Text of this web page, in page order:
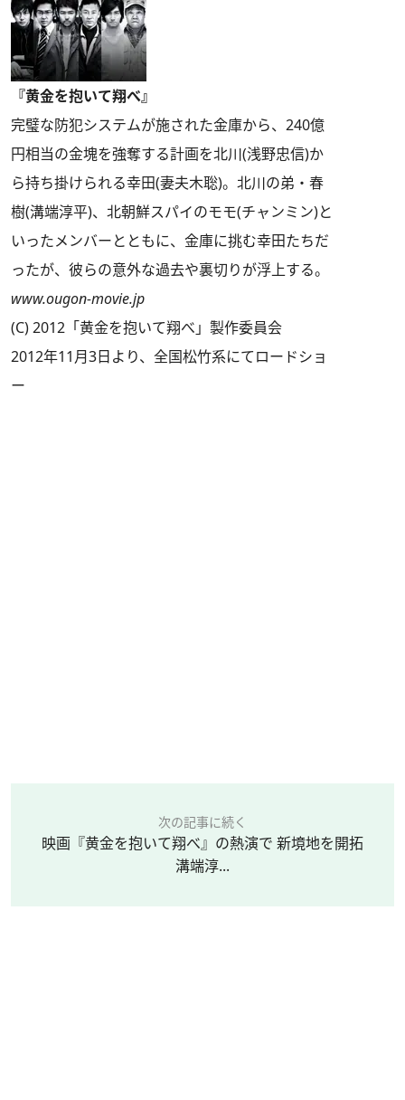
『黄金を抱いて翔べ』
完璧な防犯システムが施された金庫から、240億
円相当の金塊を強奪する計画を北川(浅野忠信)か
ら持ち掛けられる幸田(妻夫木聡)。北川の弟・春
樹(溝端淳平)、北朝鮮スパイのモモ(チャンミン)と
いったメンバーとともに、金庫に挑む幸田たちだ
ったが、彼らの意外な過去や裏切りが浮上する。
www.ougon-movie.jp
(C) 2012「黄金を抱いて翔べ」製作委員会
2012年11月3日より、全国松竹系にてロードショ
ー
次の記事に続く
映画『黄金を抱いて翔べ』の熱演で 新境地を開拓
溝端淳...